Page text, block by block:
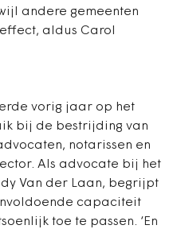
andere gemeenten
aldus Carol
vorig jaar op het
bij de bestrijding van
notarissen en
Als advocate bij het
Van der Laan, begrijpt
capaciteit
toe te passen. ‘En